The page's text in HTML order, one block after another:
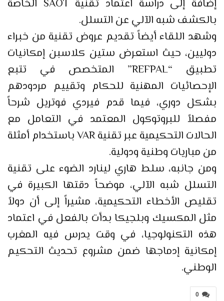
إضافة إلى دراسة اعتماد تقنية SAOT الخاصة
بالكشف شبه الآلي عن التسلل.
وشهد اللقاء أيضاً تقديم عروض تقنية من خبراء
دوليين، حيث استعرض ستين كلاسبن إمكانيات
تطبيق “REFPAL” المتخصص في تتبع
الإحصائيات المهنية للحكام وتقييم مردودهم
بشكل دوري، فيما قدم فيردي فوتريل شرحاً
مفصلاً للبروتوكول المعتمد في التعامل مع
الحالات التحكيمية عبر تقنية VAR باستخدام أمثلة
من مباريات وطنية ودولية.
ومن جانبه، سلط هاري لينارد الضوء على تقنية
التسلل شبه الآلي، موضحاً دقتها الكبيرة في
تقليص الأخطاء التحكيمية، مشيراً إلى أن دولاً
مثل المكسيك وبلجيكا بدأت بالفعل في اعتماد
هذه التكنولوجيا، في وقت يدرس فيه المغرب
إمكانية إدماجها ضمن مشروع تحديث التحكيم
الوطني.
0